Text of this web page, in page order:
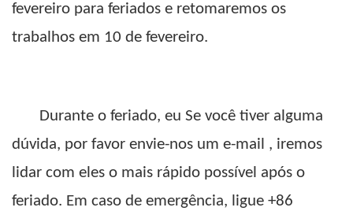
fevereiro para feriados e retomaremos os
trabalhos em 10 de fevereiro.
Durante o feriado, eu Se você tiver alguma
dúvida, por favor envie-nos um e-mail , iremos
lidar com eles o mais rápido possível após o
feriado. Em caso de emergência, ligue +86